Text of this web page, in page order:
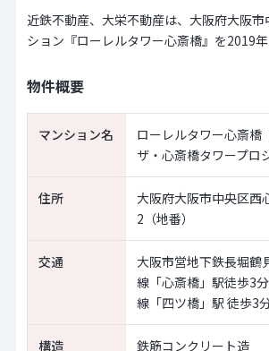
近鉄不動産、大栄不動産は、大阪府大阪
ション『ローレルタワー心斎橋』を2019年
物件概要
マンション名
ローレルタワー心斎橋
ザ・心斎橋タワープロ
住所
大阪府大阪市中央区西
2（地番）
交通
大阪市営地下鉄長堀鶴
線「心斎橋」駅徒歩3
線「四ツ橋」駅 徒歩3
構造 鉄筋コンクリート造